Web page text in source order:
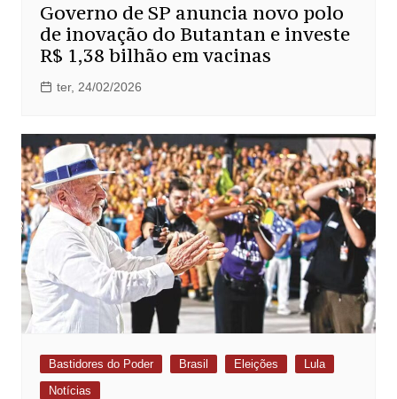
Governo de SP anuncia novo polo
de inovação do Butantan e investe
R$ 1,38 bilhão em vacinas
ter, 24/02/2026
Bastidores do Poder Brasil Eleições
Lula
Notícias